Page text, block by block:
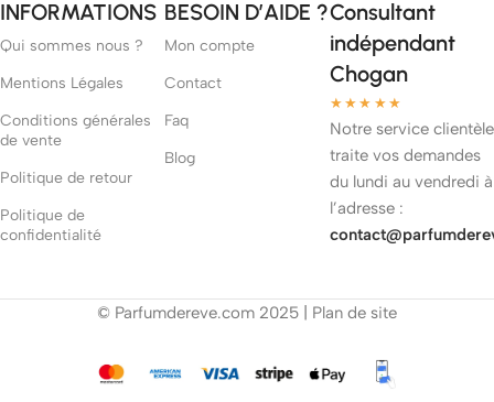
INFORMATIONS
Qui sommes nous ?
Mentions Légales
Conditions générales
de vente
Politique de retour
Politique de
confidentialité
BESOIN D’AIDE ?
Mon compte
Contact
Faq
Blog
Consultant
indépendant
Chogan
★★★★★
Notre service clientèle
traite vos demandes
du lundi au vendredi à
l’adresse :
© Parfumdereve.com 2025 | Plan de site